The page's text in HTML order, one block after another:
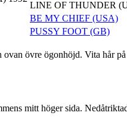
LINE OF THUNDER
BE MY CHIEF (USA)
PUSSY FOOT (GB)
övre ögonhöjd. Vita hår på
mitt höger sida.